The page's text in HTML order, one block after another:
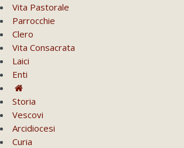
Vita Pastorale
Parrocchie
Clero
Vita Consacrata
Laici
Enti
Storia
Vescovi
Arcidiocesi
Curia